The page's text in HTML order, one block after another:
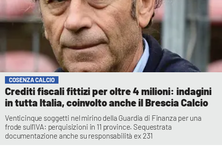
COSENZA CALCIO
Crediti fiscali fittizi per oltre 4 milioni: indagini
in tutta Italia, coinvolto anche il Brescia Calcio
Venticinque soggetti nel mirino della Guardia di Finanza per una
frode sull’IVA: perquisizioni in 11 province. Sequestrata
documentazione anche su responsabilità ex 231